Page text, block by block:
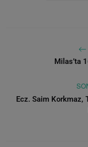
Milas’ta
Ecz. Saim Korkmaz,